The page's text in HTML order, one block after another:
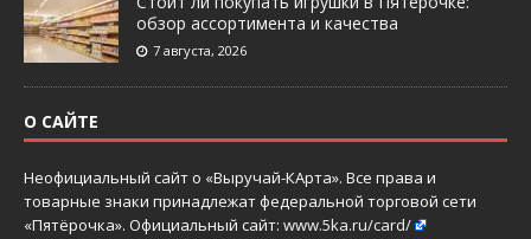
обзор ассортимента и качества
7 августа, 2026
О САЙТЕ
Неофициальный сайт о «Выручай-КАрта». Все права и
товарные знаки принадлежат федеральной торговой сети
«Пятёрочка». Официальный сайт: www.5ka.ru/card/